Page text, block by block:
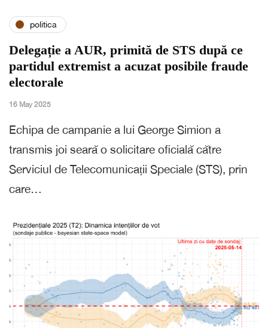
politica
Delegație a AUR, primită de STS după ce
partidul extremist a acuzat posibile fraude
electorale
16 May 2025
Echipa de campanie a lui George Simion a
transmis joi seară o solicitare oficială către
Serviciul de Telecomunicații Speciale (STS), prin
care…